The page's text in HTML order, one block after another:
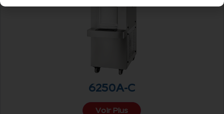
6250A-C
Voir Plus